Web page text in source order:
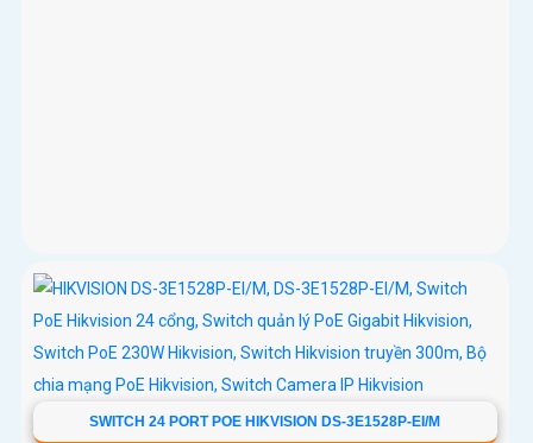
SWITCH 24 PORT POE HIKVISION DS-3E1528P-EI/M